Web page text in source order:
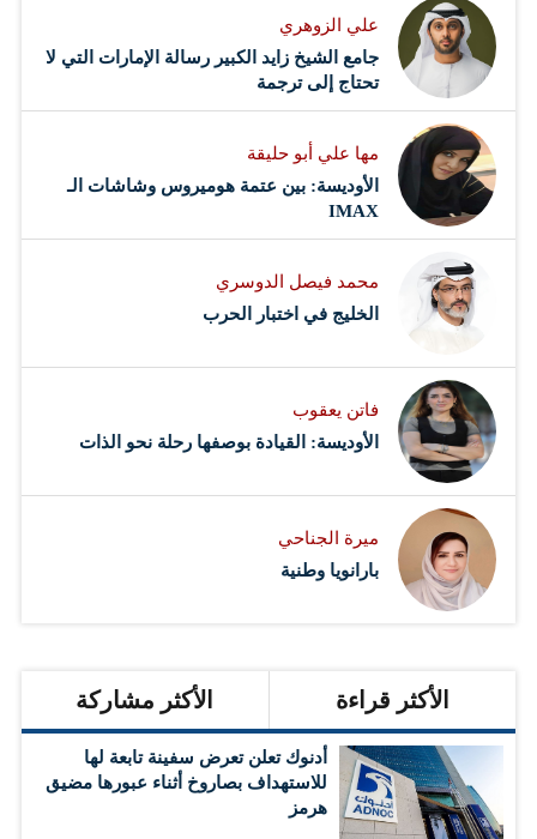
علي الزوهري
جامع الشيخ زايد الكبير رسالة الإمارات التي لا
تحتاج إلى ترجمة
مها علي أبو حليقة
الأوديسة: بين عتمة هوميروس وشاشات الـ
IMAX
محمد فيصل الدوسري ​
‏الخليج في اختبار الحرب
فاتن يعقوب
الأوديسة: القيادة بوصفها رحلة نحو الذات
ميرة الجناحي
بارانويا وطنية
الأكثر قراءة الأكثر مشاركة
أدنوك تعلن تعرض سفينة تابعة لها
للاستهداف بصاروخ أثناء عبورها مضيق
هرمز